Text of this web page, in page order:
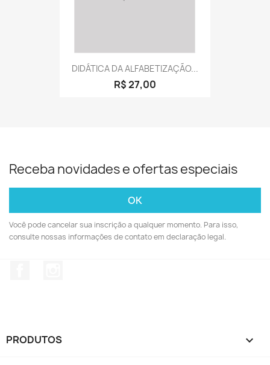
DIDÁTICA DA ALFABETIZAÇÃO...
R$ 27,00
Receba novidades e ofertas especiais
Você pode cancelar sua inscrição a qualquer momento. Para isso,
consulte nossas informações de contato em declaração legal.
PRODUTOS 